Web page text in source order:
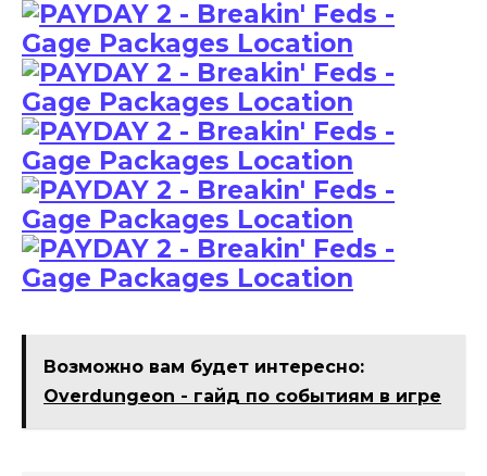
Возможно вам будет интересно:
Overdungeon - гайд по событиям в игре